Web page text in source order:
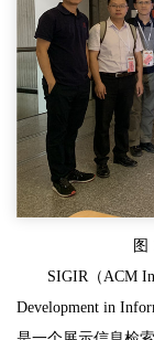
图
SIGIR（ACM
Development in